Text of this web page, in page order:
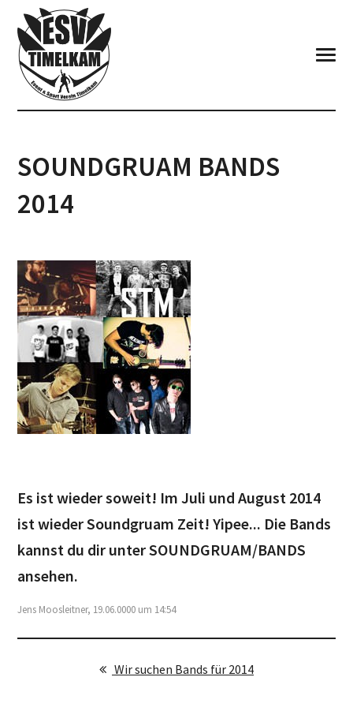
SOUNDGRUAM BANDS
2014
Es ist wieder soweit! Im Juli und August 2014
ist wieder Soundgruam Zeit! Yipee... Die Bands
kannst du dir unter SOUNDGRUAM/BANDS
ansehen.
Jens Moosleitner, 19.06.0000 um 14:54
Wir suchen Bands für 2014